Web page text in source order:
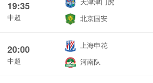
19:35
中超
北京国安
20:00
中超
上海申花
河南队